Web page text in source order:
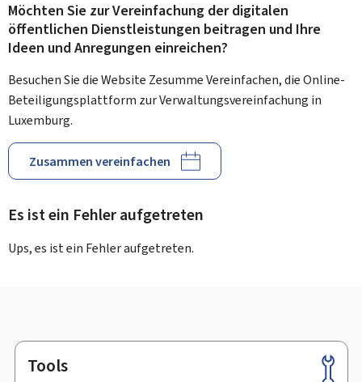
Möchten Sie zur Vereinfachung der digitalen
öffentlichen Dienstleistungen beitragen und Ihre
Ideen und Anregungen einreichen?
Besuchen Sie die Website Zesumme Vereinfachen, die Online-
Beteiligungsplattform zur Verwaltungsvereinfachung in
Luxemburg.
Zusammen vereinfachen
Es ist ein Fehler aufgetreten
Ups, es ist ein Fehler aufgetreten.
Footer
Tools